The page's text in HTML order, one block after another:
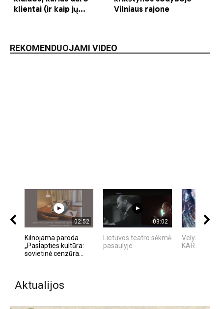
REKOMENDUOJAMI VIDEO
02:52
Kilnojama paroda
„Paslapties kultūra:
sovietinė cenzūra...
03:02
Lietuvos teatro sėkmė
pasaulyje
Velykų
KARALIŲ
Aktualijos